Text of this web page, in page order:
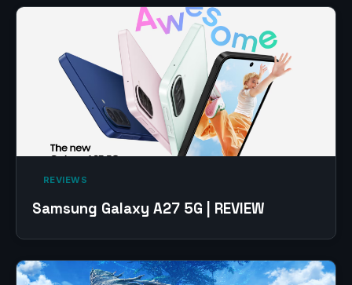
‎ REVIEWS‎
Samsung Galaxy A27 5G | REVIEW